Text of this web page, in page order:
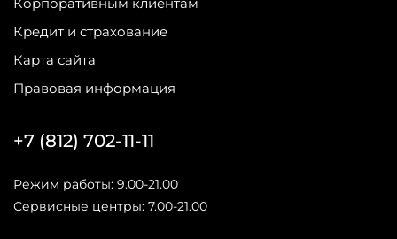
Кредит и страхование
Карта сайта
Правовая информация
+7 (812) 702-11-11
Режим работы: 9.00-21.00
Сервисные центры: 7.00-21.00